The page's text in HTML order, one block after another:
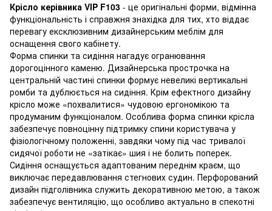
Крісло керівника VIP F103 - це оригінальні форми, відмінна
функціональність і справжня знахідка для тих, хто віддає
перевагу ексклюзивним дизайнерським меблім для
оснащення свого кабінету.
Форма спинки та сидіння нагадує огранювання
дорогоцінного каменю. Дизайнерська прострочка на
центральній частині спинки формує невеликі вертикальні
ромби та дублюється на сидіння. Крім ефектного дизайну
крісло може «похвалитися» чудовою ергономікою та
продуманим функціоналом. Особлива форма спинки крісла
забезпечує повноцінну підтримку спини користувача у
фізіологічному положенні, завдяки чому під час тривалої
сидячої роботи не «затікає» шия і не болить поперек.
Сидіння оснащується адаптованим переднім краєм, що
виключає передавлювання стегнових судин. Перфорований
дизайн підголівника служить декоративною метою, а також
забезпечує вентиляцію, що особливо актуально в спекотні